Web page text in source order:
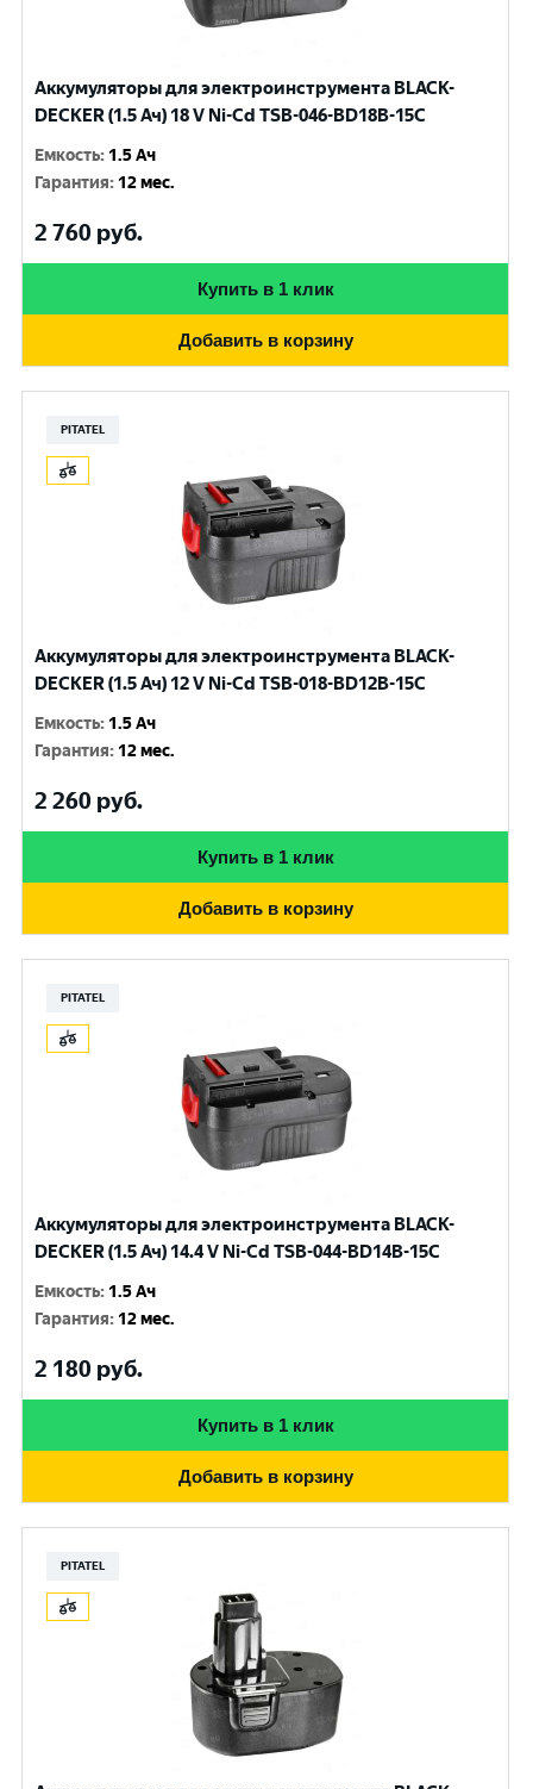
Аккумуляторы для электроинструмента BLACK-
DECKER (1.5 Ач) 18 V Ni-Cd TSB-046-BD18B-15C
Емкость: 1.5 Ач
Гарантия: 12 мес.
2 760 руб.
Купить в 1 клик
Добавить в корзину
PITATEL
Аккумуляторы для электроинструмента BLACK-
DECKER (1.5 Ач) 12 V Ni-Cd TSB-018-BD12B-15C
Емкость: 1.5 Ач
Гарантия: 12 мес.
2 260 руб.
Купить в 1 клик
Добавить в корзину
PITATEL
Аккумуляторы для электроинструмента BLACK-
DECKER (1.5 Ач) 14.4 V Ni-Cd TSB-044-BD14B-15C
Емкость: 1.5 Ач
Гарантия: 12 мес.
2 180 руб.
Купить в 1 клик
Добавить в корзину
PITATEL